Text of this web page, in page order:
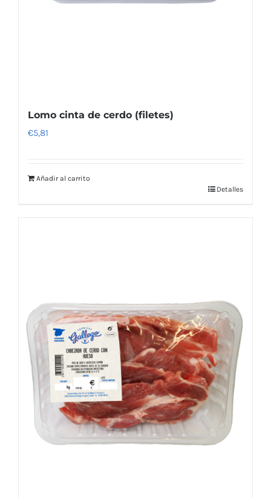
Lomo cinta de cerdo (filetes)
€5,81
Añadir al carrito
Detalles